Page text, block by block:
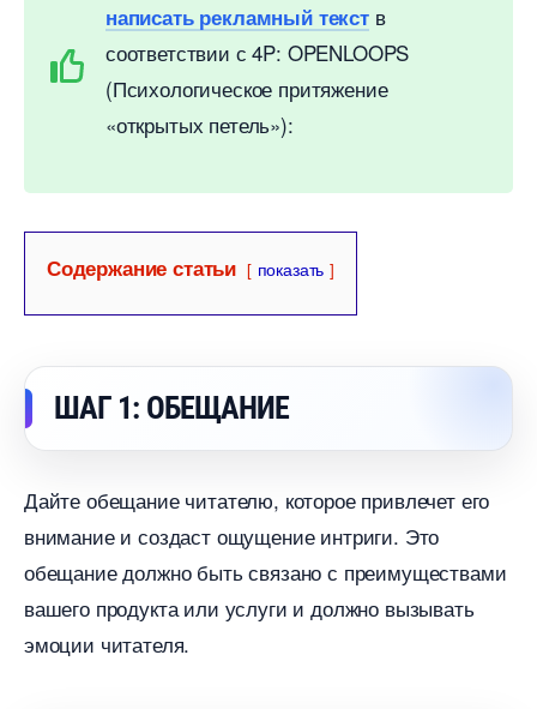
написать рекламный текст
соответствии с 4P: OPENLOOPS
(Психологическое притяжение
«открытых петель»):
Содержание статьи показать
ШАГ 1: ОБЕЩАНИЕ
Дайте обещание читателю, которое привлечет его
нимание и создаст ощущение интриги. Это
обещание должно быть связано с преимуществами
ашего продукта или услуги и должно вызывать
эмоции читателя.